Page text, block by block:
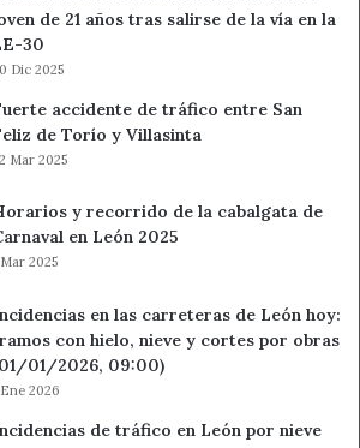
de 21 años tras salirse de la vía en la
30
Dic 2025
accidente de tráfico entre San
de Torío y Villasinta
Mar 2025
y recorrido de la cabalgata de
en León 2025
Mar 2025
en las carreteras de León hoy:
con hielo, nieve y cortes por obras
01/2026, 09:00)
Ene 2026
de tráfico en León por nieve